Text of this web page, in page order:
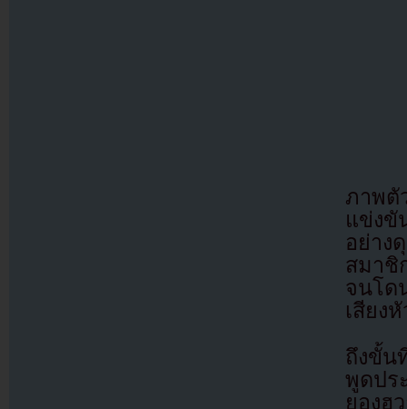
ภาพตั
แข่งขั
อย่า
สมาชิ
จนโด
เสียง
ถึงขั้น
พูดปร
ยองฮ